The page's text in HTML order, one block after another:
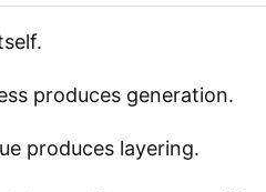
produces generation.
produces layering.